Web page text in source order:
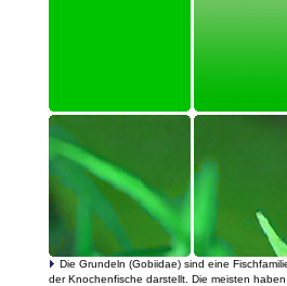
Die Grundeln (Gobiidae) sind eine
der Knochenfische darstellt. Die meisten